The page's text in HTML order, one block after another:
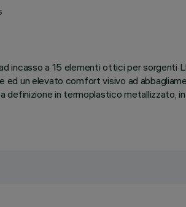
incasso a 15 elementi ottici per
un elevato comfort visivo ad
in termoplastico metallizzato,